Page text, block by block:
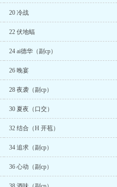
20 冷战
22 伏地蝠
24 ai德华（副cp）
26 晚宴
28 夜袭（副cp）
30 夏夜（口交）
32 结合（H 开苞）
34 追求（副cp）
36 心动（副cp）